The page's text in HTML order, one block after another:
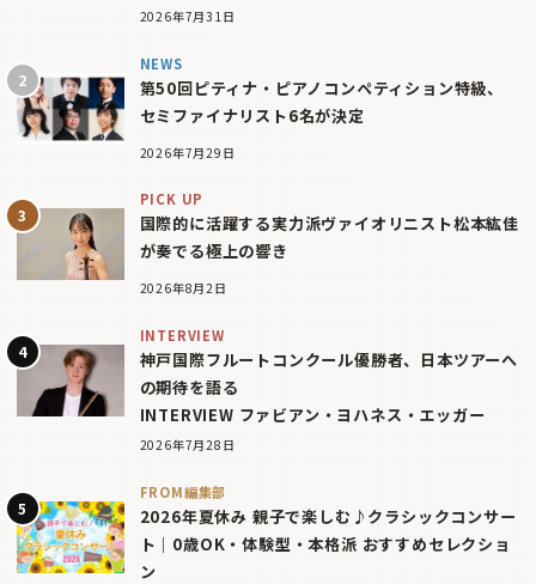
2026年7月31日
NEWS
第50回ピティナ・ピアノコンペティション特級、
セミファイナリスト6名が決定
2026年7月29日
PICK UP
国際的に活躍する実力派ヴァイオリニスト松本紘佳
が奏でる極上の響き
2026年8月2日
INTERVIEW
神戸国際フルートコンクール優勝者、日本ツアーへ
の期待を語る
INTERVIEW ファビアン・ヨハネス・エッガー
2026年7月28日
FROM編集部
2026年夏休み 親子で楽しむ♪クラシックコンサー
ト｜0歳OK・体験型・本格派 おすすめセレクショ
ン